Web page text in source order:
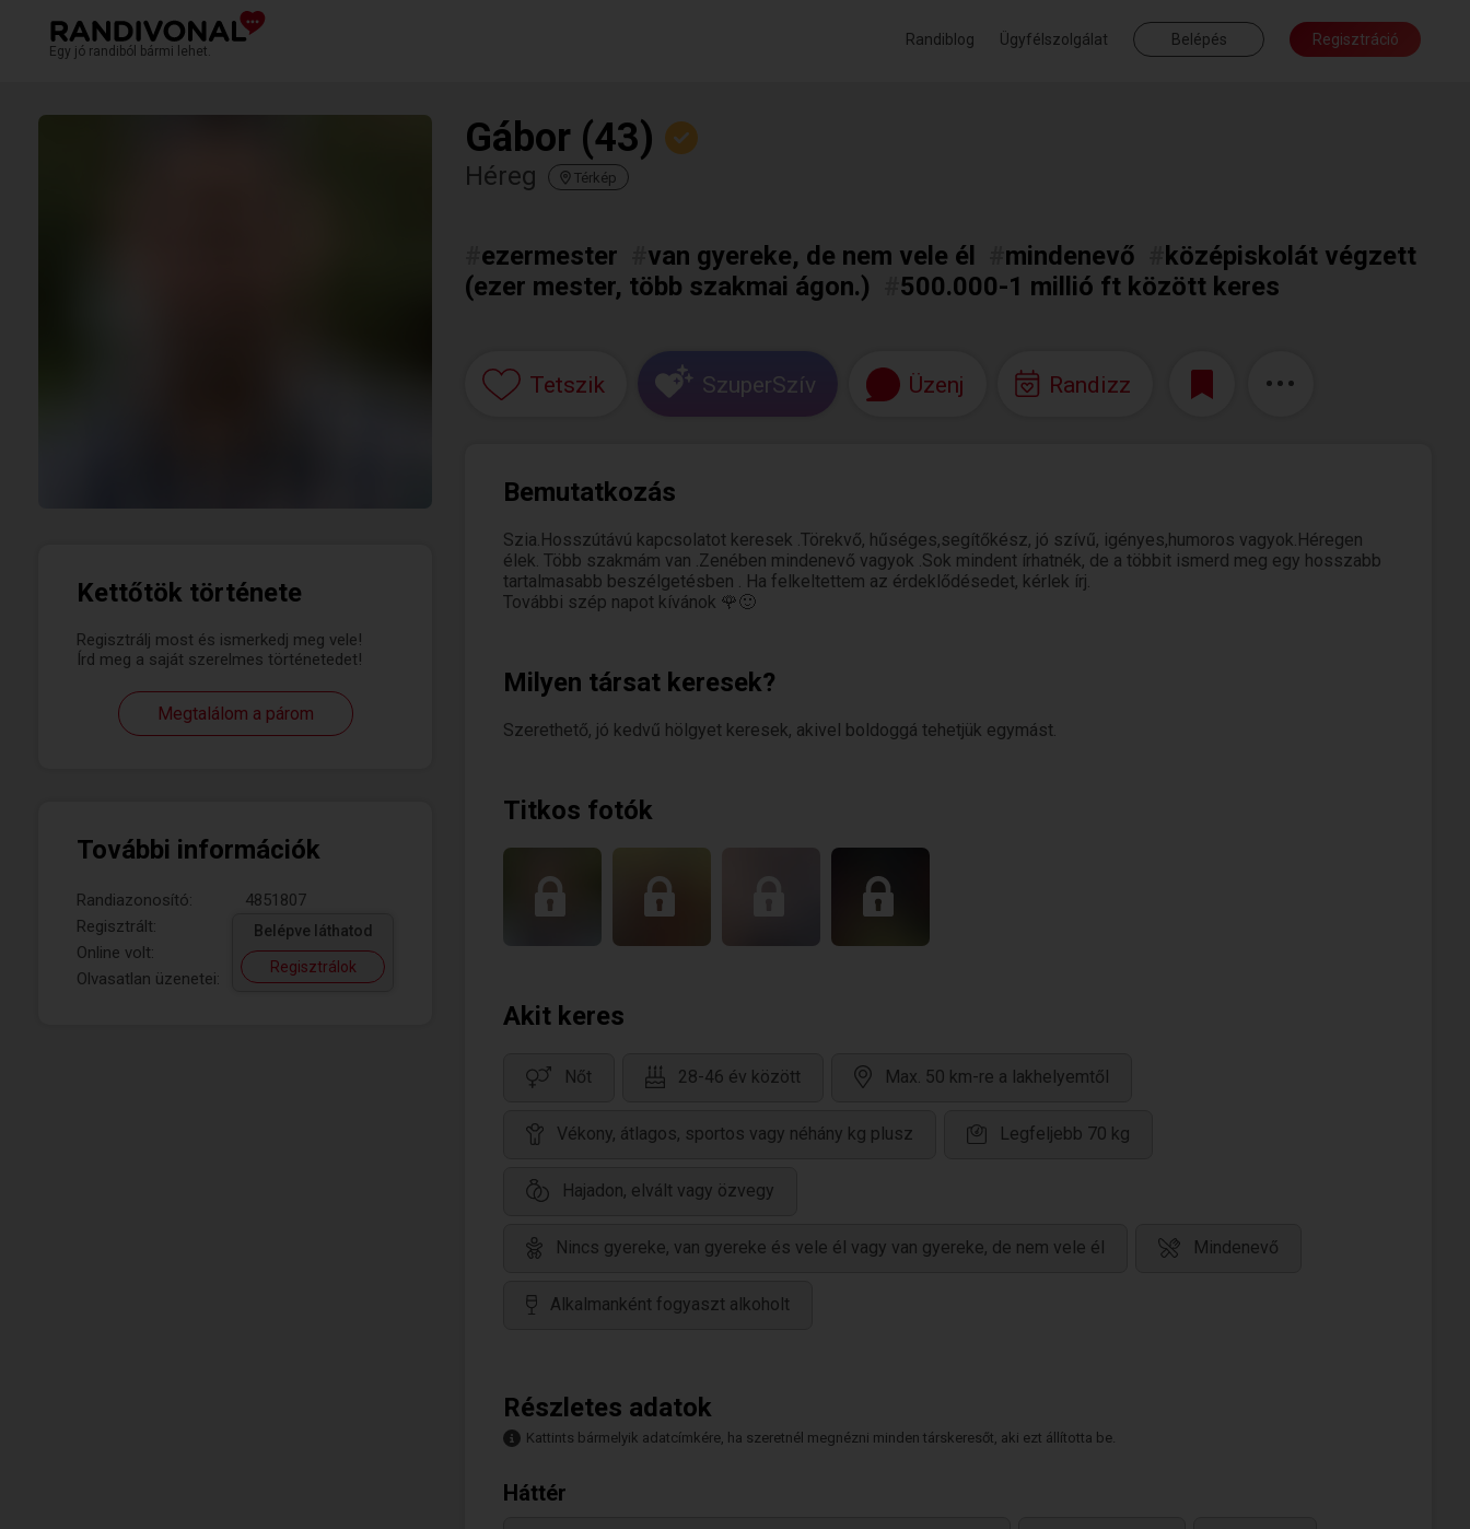
Egy jó randiból bármi lehet.
Randiblog Ügyfélszolgálat Belépés Regisztráció
Kettőtök története
Regisztrálj most és ismerkedj meg vele!
Írd meg a saját szerelmes történetedet!
Megtalálom a párom
További információk
Randiazonosító:
4851807
Regisztrált:
Online volt:
Olvasatlan üzenetei:
Belépve láthatod
Regisztrálok
Gábor (43)
Héreg Térkép
ezermester van gyereke, de nem vele él mindenevő
középiskolát végzett
(ezer mester, több szakmai ágon.)
500.000-1 millió ft között keres
Tetszik SzuperSzív Üzenj Randizz
Bemutatkozás
Szia.Hosszútávú kapcsolatot keresek .Törekvő, hűséges,segítőkész, jó szívű, igényes,humoros vagyok.Héregen
élek. Több szakmám van .Zenében mindenevő vagyok .Sok mindent írhatnék, de a többit ismerd meg egy hosszabb
tartalmasabb beszélgetésben . Ha felkeltettem az érdeklődésedet, kérlek írj.
További szép napot kívánok 🌹🙂
Milyen társat keresek?
Szerethető, jó kedvű hölgyet keresek, akivel boldoggá tehetjük egymást.
Titkos fotók
Akit keres
Nőt 28-46 év között Max. 50 km-re a lakhelyemtől
Vékony, átlagos, sportos vagy néhány kg plusz Legfeljebb 70 kg
Hajadon, elvált vagy özvegy
Nincs gyereke, van gyereke és vele él vagy van gyereke, de nem vele él Mindenevő
Alkalmanként fogyaszt alkoholt
Részletes adatok
Kattints bármelyik adatcímkére, ha szeretnél megnézni minden társkeresőt, aki ezt állította be.
Háttér